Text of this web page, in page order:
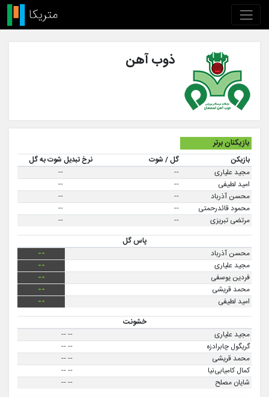
ذوب آهن
بازیکنان برتر
بازیکن گل / شوت
نرخ تبدیل شوت به گل
مجید علیاری
--
--
امید لطیفی
--
--
محسن آذرباد
--
--
محمود قائدرحمتی
--
--
مرتضی تبریزی
--
--
پاس گل
محسن آذرباد
--
مجید علیاری
--
فردین یوسفی
--
محمد قریشی
--
امید لطیفی
--
خشونت
مجید علیاری
--
--
گریگول چابرادزه
--
--
محمد قریشی
--
--
کمال‌ کامیابی‌نیا
--
--
شایان مصلح
--
--